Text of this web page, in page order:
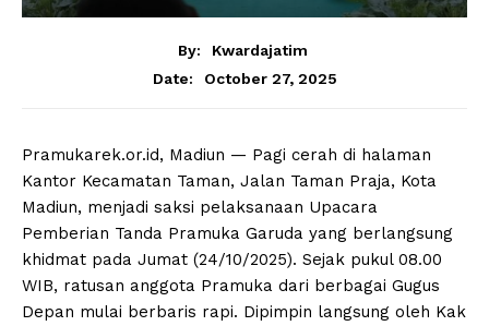
By:
Kwardajatim
Date:
October 27, 2025
Pramukarek.or.id, Madiun — Pagi cerah di halaman
Kantor Kecamatan Taman, Jalan Taman Praja, Kota
Madiun, menjadi saksi pelaksanaan Upacara
Pemberian Tanda Pramuka Garuda yang berlangsung
khidmat pada Jumat (24/10/2025). Sejak pukul 08.00
WIB, ratusan anggota Pramuka dari berbagai Gugus
Depan mulai berbaris rapi. Dipimpin langsung oleh Kak